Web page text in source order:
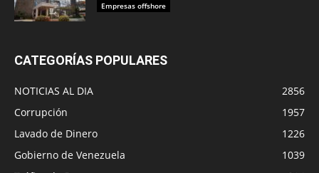
Empresas offshore
CATEGORÍAS POPULARES
NOTICIAS AL DIA
2856
Corrupción
1957
Lavado de Dinero
1226
Gobierno de Venezuela
1039